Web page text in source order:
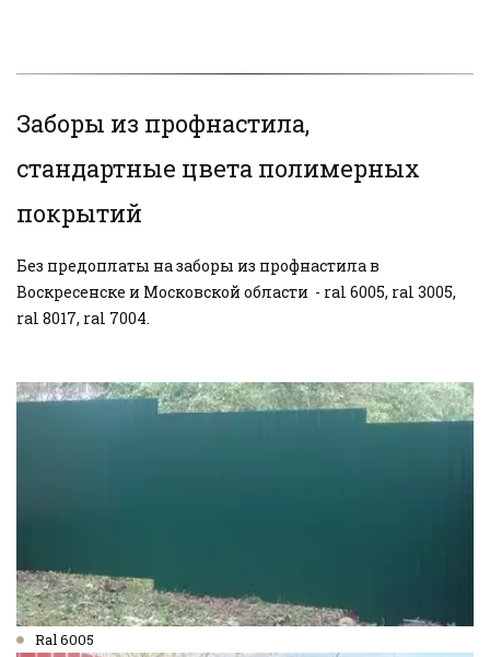
Заборы из профнастила,
стандартные цвета полимерных
покрытий
Без предоплаты на заборы из профнастила в
Воскресенске и Московской области  - ral 6005, ral 3005,
ral 8017, ral 7004.
Ral 6005